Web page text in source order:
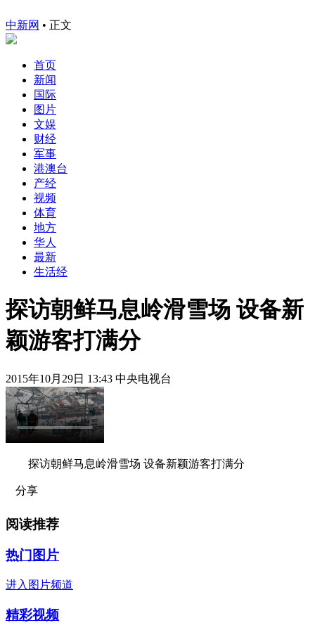
中新网 • 正文
首页
新闻
国际
图片
文娱
财经
军事
港澳台
产经
视频
体育
地方
华人
最新
生活经
探访朝鲜马息岭滑雪场 设备新
颖游客打满分
2015年10月29日 13:43 中央电视台
探访朝鲜马息岭滑雪场 设备新颖游客打满分
分享
阅读推荐
热门图片
进入图片频道
精彩视频